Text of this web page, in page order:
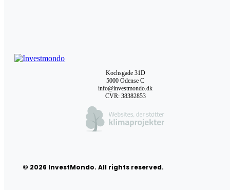
Kochsgade 31D
5000 Odense C
info@investmondo.dk
CVR: 38382853
© 2026 InvestMondo. All rights reserved.